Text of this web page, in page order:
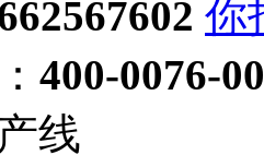
400-0076-
线